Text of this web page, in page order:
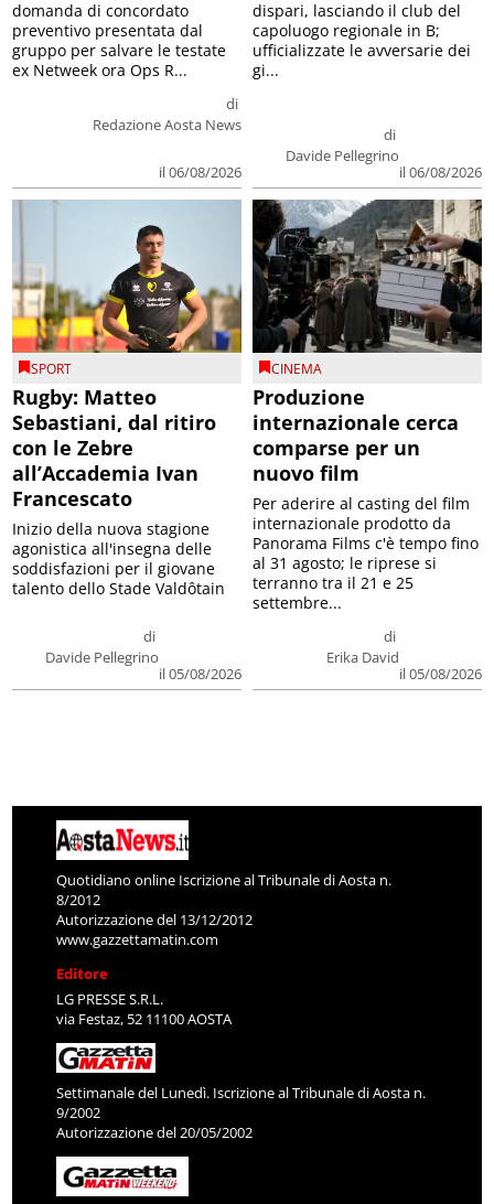
di
Redazione Aosta News
il 06/08/2026
domanda di concordato
preventivo presentata dal
gruppo per salvare le testate
ex Netweek ora Ops R...
di
Davide Pellegrino
il 06/08/2026
dispari, lasciando il club del
capoluogo regionale in B;
ufficializzate le avversarie dei
gi...
SPORT
Rugby: Matteo
Sebastiani, dal ritiro
con le Zebre
all’Accademia Ivan
Francescato
di
Davide Pellegrino
il 05/08/2026
Inizio della nuova stagione
agonistica all'insegna delle
soddisfazioni per il giovane
talento dello Stade Valdôtain
CINEMA
Produzione
internazionale cerca
comparse per un
nuovo film
di
Erika David
il 05/08/2026
Per aderire al casting del film
internazionale prodotto da
Panorama Films c'è tempo fino
al 31 agosto; le riprese si
terranno tra il 21 e 25
settembre...
Quotidiano online Iscrizione al Tribunale di Aosta n.
8/2012
Autorizzazione del 13/12/2012
www.gazzettamatin.com
Editore
LG PRESSE S.R.L.
via Festaz, 52 11100 AOSTA
Settimanale del Lunedì. Iscrizione al Tribunale di Aosta n.
9/2002
Autorizzazione del 20/05/2002